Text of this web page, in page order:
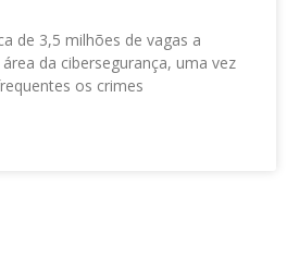
de 3,5 milhões de vagas a
da cibersegurança, uma vez
os crimes